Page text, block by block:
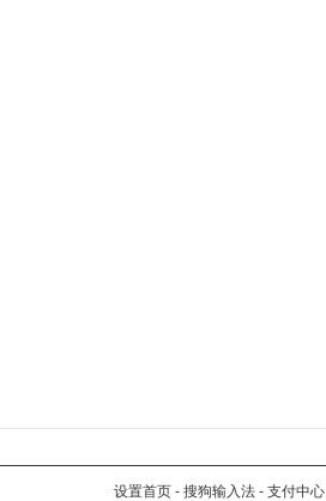
设置首页 - 搜狗输入法 - 支付中心